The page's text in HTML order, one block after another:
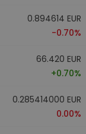
0.894614 EUR
-0.70%
66.420 EUR
+0.70%
0.285414000 EUR
0.00%